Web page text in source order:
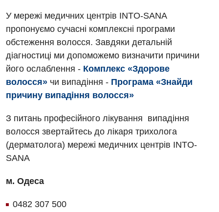
Дитяча оториноларингологія
Дитяча офтальмологія
Дитяча урологія
Дитяча хірургія
Педіатрія
У мережі медичних центрів INTO-SANA
пропонуємо сучасні комплексні програми
обстеження волосся. Завдяки детальній
діагностиці ми допоможемо визначити причини
його ослаблення - Комплекс «Здорове
волосся» чи випадіння - Програма «Знайди
причину випадіння волосся»
З питань професійного лікування випадіння
волосся звертайтесь до лікаря трихолога
(дерматолога) мережі медичних центрів INTO-
SANA
м. Одеса
0482 307 500